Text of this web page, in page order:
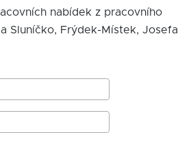
nabídek z pracovního
Sluníčko, Frýdek-Místek, Josefa